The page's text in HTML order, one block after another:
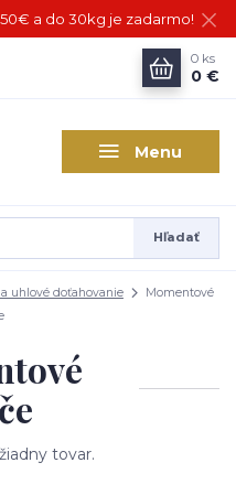
a do 30kg je zadarmo!
Menu
Hľadať
0 ks
0 €
uhlové doťahovanie
Momentové
tovar.